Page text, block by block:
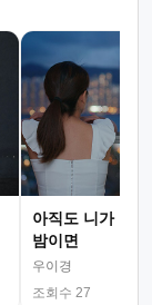
아직도 니가 그
밤이면
우이경
조회수 27